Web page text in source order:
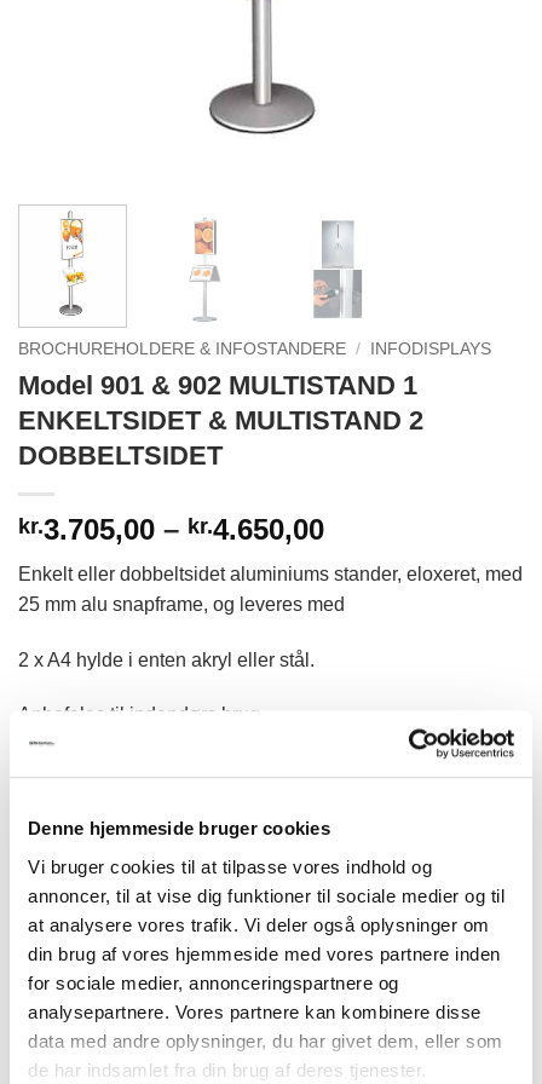
Denne hjemmeside bruger cookies
Vi bruger cookies til at tilpasse vores indhold og
annoncer, til at vise dig funktioner til sociale medier og til
at analysere vores trafik. Vi deler også oplysninger om
din brug af vores hjemmeside med vores partnere inden
for sociale medier, annonceringspartnere og
analysepartnere. Vores partnere kan kombinere disse
data med andre oplysninger, du har givet dem, eller som
de har indsamlet fra din brug af deres tjenester.
BROCHUREHOLDERE & INFOSTANDERE / INFODISPLAYS
Model 901 & 902 MULTISTAND 1
ENKELTSIDET & MULTISTAND 2
DOBBELTSIDET
kr.3.705,00 – kr.4.650,00Prisinterval:
til
kr.4.650,00
Enkelt eller dobbeltsidet aluminiums stander, eloxeret, med
25 mm alu snapframe, og leveres med
2 x A4 hylde i enten akryl eller stål.
Anbefales til indendørs brug.
TILFØJ TIL KURV